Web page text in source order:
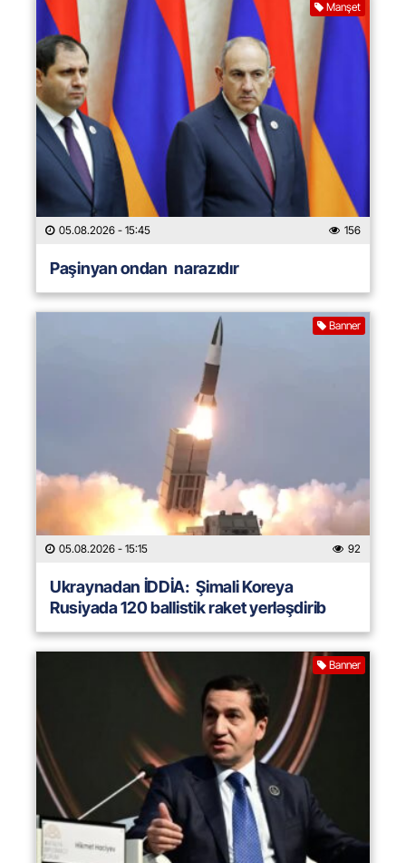
Manşet
05.08.2026 - 15:45 156
Paşinyan ondan narazıdır
Banner
05.08.2026 - 15:15 92
Ukraynadan İDDİA: Şimali Koreya
Rusiyada 120 ballistik raket yerləşdirib
Banner